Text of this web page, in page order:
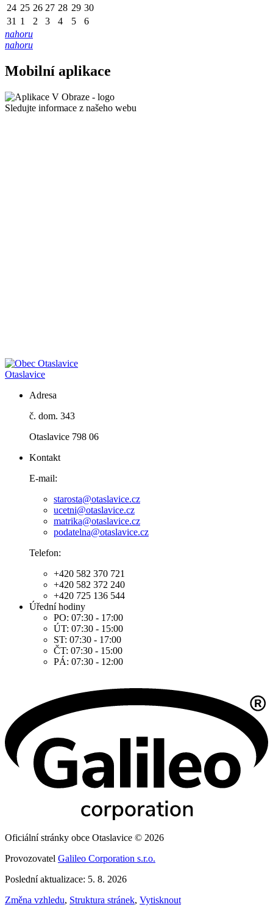
24 25 26 27 28 29 30
31 1 2 3 4 5
6
nahoru
nahoru
Mobilní aplikace
Sledujte informace z našeho webu
Otaslavice
Adresa
č. dom. 343
Otaslavice 798 06
Kontakt
E-mail:
starosta@otaslavice.cz
ucetni@otaslavice.cz
matrika@otaslavice.cz
podatelna@otaslavice.cz
Telefon:
+420 582 370 721
+420 582 372 240
+420 725 136 544
Úřední hodiny
PO: 07:30 - 17:00
ÚT: 07:30 - 15:00
ST: 07:30 - 17:00
ČT: 07:30 - 15:00
PÁ: 07:30 - 12:00
Oficiální stránky obce Otaslavice © 2026
Provozovatel Galileo Corporation s.r.o.
Poslední aktualizace: 5. 8. 2026
Změna vzhledu, Struktura stránek, Vytisknout